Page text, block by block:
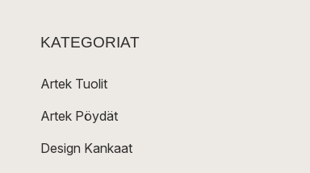
KATEGORIAT
Artek Tuolit
Artek Pöydät
Design Kankaat